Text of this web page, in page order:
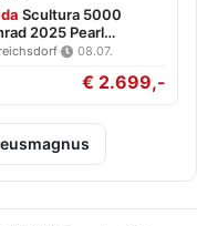
Scultura 5000
2025 Pearl
Blk…
· 08.07.
€ 2.699,-